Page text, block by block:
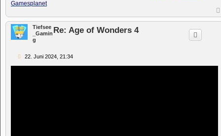
Gamesplanet
Tiefsee
_Gamin
g
Re: Age of Wonders 4
B22. Juni 2024, 21:34